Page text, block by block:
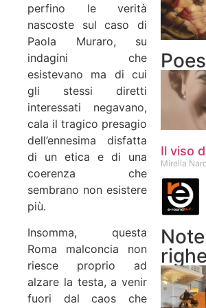
perfino le verità
nascoste sul caso di
Paola Muraro, su
indagini che
esistevano ma di cui
gli stessi diretti
interessati negavano,
cala il tragico presagio
dell’ennesima disfatta
di un etica e di una
coerenza che
sembrano non esistere
più.
Insomma, questa
Roma malconcia non
riesce proprio ad
alzare la testa, a venir
fuori dal caos che
Il viso
Mirella